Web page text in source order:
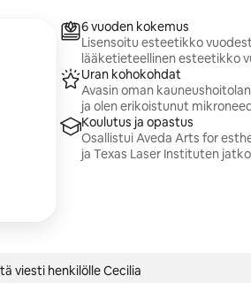
6 vuoden kokemus
Lisensoitu esteetikko
lääketieteellinen esteetikko
Uran kohokohdat
Avasin oman
ja olen erikoistunut
Koulutus ja opastus
Osallistui Aveda Arts for
ja Texas Laser Instituten
viesti henkilölle Cecilia